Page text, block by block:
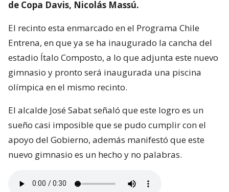
de Copa Davis, Nicolás Massú.
El recinto esta enmarcado en el Programa Chile
Entrena, en que ya se ha inaugurado la cancha del
estadio Ítalo Composto, a lo que adjunta este nuevo
gimnasio y pronto será inaugurada una piscina
olímpica en el mismo recinto.
El alcalde José Sabat señaló que este logro es un
sueño casi imposible que se pudo cumplir con el
apoyo del Gobierno, además manifestó que este
nuevo gimnasio es un hecho y no palabras.